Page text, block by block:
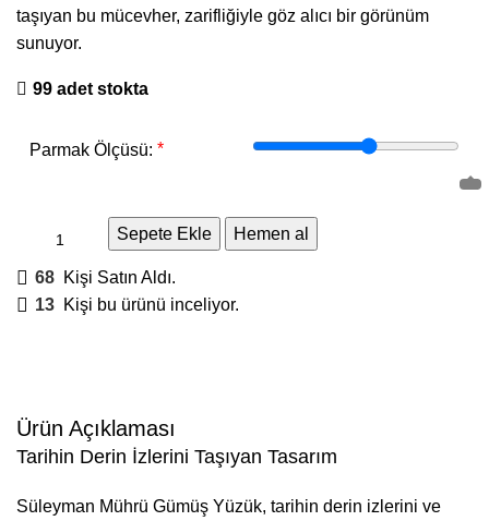
taşıyan bu mücevher, zarifliğiyle göz alıcı bir görünüm
sunuyor.
99 adet stokta
Parmak Ölçüsü: *
Sepete Ekle Hemen al
68 Kişi Satın Aldı.
13 Kişi bu ürünü inceliyor.
Ürün Açıklaması
Tarihin Derin İzlerini Taşıyan Tasarım
Süleyman Mührü Gümüş Yüzük, tarihin derin izlerini ve